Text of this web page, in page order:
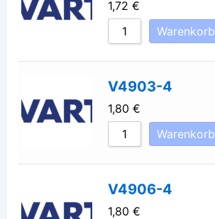
1,72 €
Warenkorb
V4903-4
1,80 €
Warenkorb
V4906-4
1,80 €